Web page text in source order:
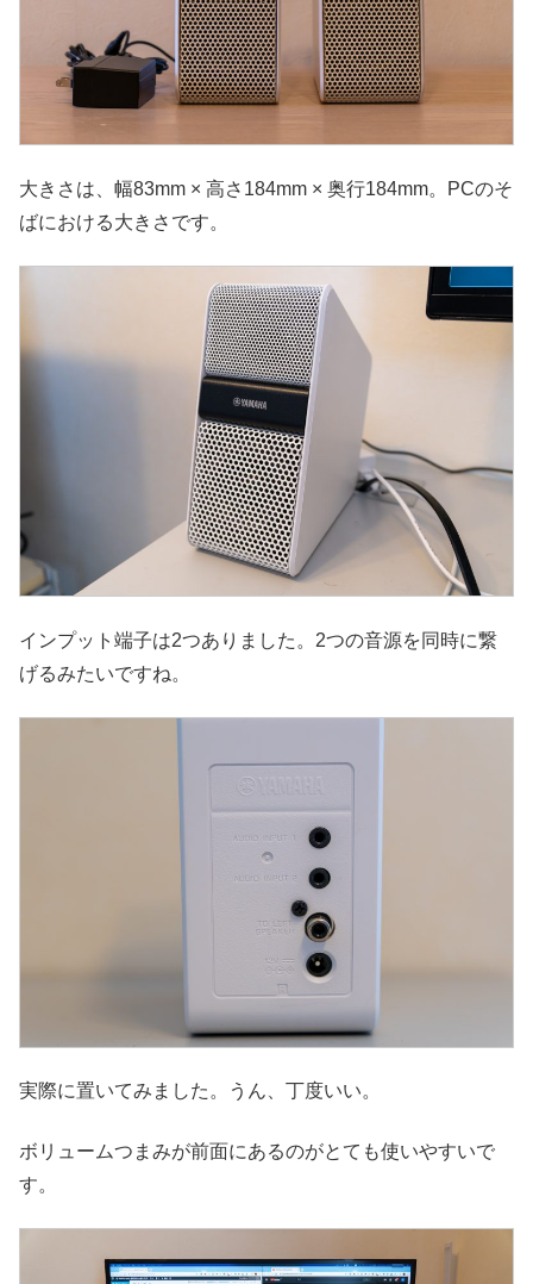
大きさは、幅83mm × 高さ184mm × 奥行184mm。PCのそ
ばにおける大きさです。
インプット端子は2つありました。2つの音源を同時に繋
げるみたいですね。
実際に置いてみました。うん、丁度いい。
ボリュームつまみが前面にあるのがとても使いやすいで
す。